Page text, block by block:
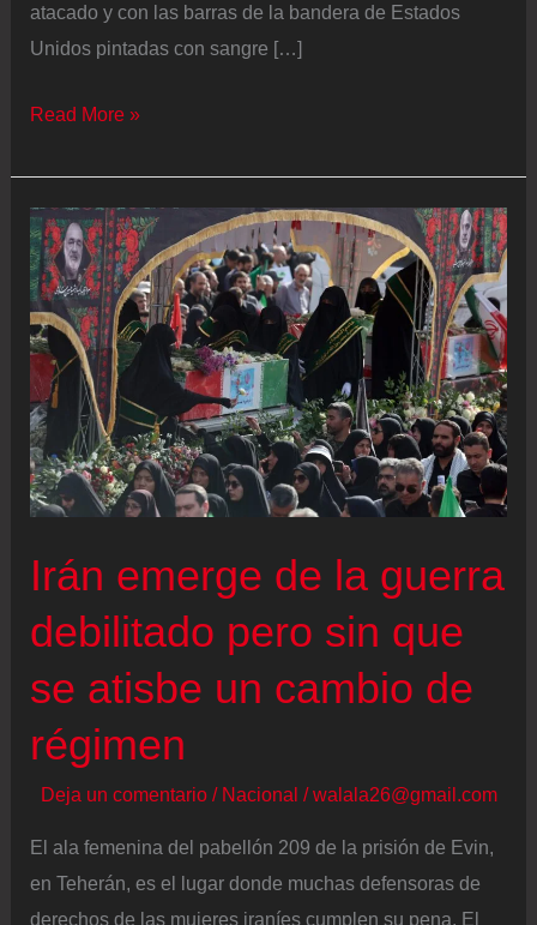
atacado y con las barras de la bandera de Estados
Unidos pintadas con sangre […]
El
iraní
se
aferra
al
poder
pese
a
las
amenazas
de
crisis
económica
y
protestas
Read More »
Irán emerge de la guerra
debilitado pero sin que
se atisbe un cambio de
régimen
Deja un comentario / Nacional /walala26@gmail.com
El ala femenina del pabellón 209 de la prisión de Evin,
en Teherán, es el lugar donde muchas defensoras de
derechos de las mujeres iraníes cumplen su pena. El